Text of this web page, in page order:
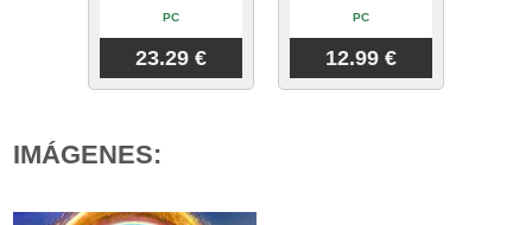
PC
23.29 €
PC
12.99 €
IMÁGENES: